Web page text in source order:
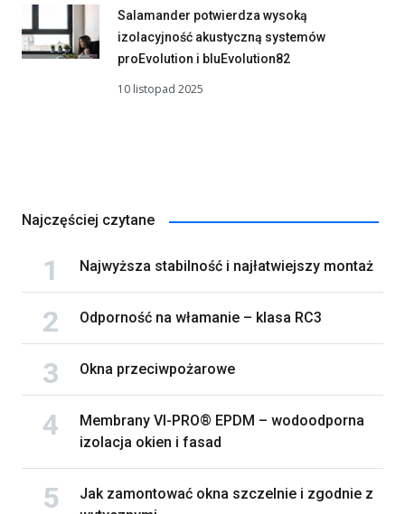
Salamander potwierdza wysoką
izolacyjność akustyczną systemów
proEvolution i bluEvolution82
10 listopad 2025
Najczęściej czytane
Najwyższa stabilność i najłatwiejszy montaż
Odporność na włamanie – klasa RC3
Okna przeciwpożarowe
Membrany VI-PRO® EPDM – wodoodporna
izolacja okien i fasad
Jak zamontować okna szczelnie i zgodnie z